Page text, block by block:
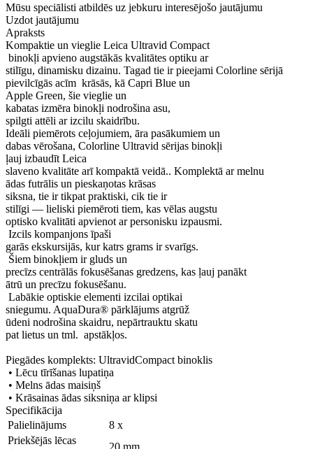
Mūsu speciālisti atbildēs uz jebkuru interesējošo jautājumu
Uzdot jautājumu
Apraksts
Kompaktie un vieglie Leica Ultravid Compact
binokļi apvieno augstākās kvalitātes optiku ar
stilīgu, dinamisku dizainu. Tagad tie ir pieejami Colorline sērijā
pievilcīgās acīm krāsās, kā Capri Blue un
Apple Green, šie vieglie un
kabatas izmēra binokļi nodrošina asu,
spilgti attēli ar izcilu skaidrību.
Ideāli piemērots ceļojumiem, āra pasākumiem un
dabas vērošana, Colorline Ultravid sērijas binokļi
ļauj izbaudīt Leica
slaveno kvalitāte arī kompaktā veidā.. Komplektā ar melnu
ādas futrālis un pieskaņotas krāsas
siksna, tie ir tikpat praktiski, cik tie ir
stilīgi — lieliski piemēroti tiem, kas vēlas augstu
optisko kvalitāti apvienot ar personisku izpausmi.
Izcils kompanjons īpaši
garās ekskursijās, kur katrs grams ir svarīgs.
Šiem binokļiem ir gluds un
precīzs centrālās fokusēšanas gredzens, kas ļauj panākt
ātrū un precīzu fokusēšanu.
Labākie optiskie elementi izcilai optikai
sniegumu. AquaDura® pārklājums atgrūž
ūdeni nodrošina skaidru, nepārtrauktu skatu
pat lietus un tml. apstākļos.
Piegādes komplekts: UltravidCompact binoklis
• Lēcu tīrīšanas lupatiņa
• Melns ādas maisiņš
• Krāsainas ādas siksniņa ar klipsi
Specifikācija
Palielinājums
8 x
Priekšējās lēcas
20 mm